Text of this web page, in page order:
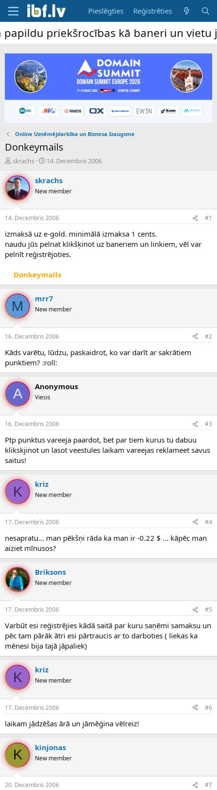
Pieslēgties Reģistrēties
kā baneri un vietu
Online Uzņēmējdarbība un Biznesa Izaugsme
Donkeymails
P
v
e
d
i
n
u
z
s
c
ē
j
s
skrachs
S
k
m
a
u
m
s
14. Decembris 2006
skrachs
New member
14. Decembris 2006 #1
izmaksā uz e-gold. minimālā izmaksa 1 cents.
naudu jūs pelnat klikšķinot uz baneriem un linkiem, vēl var
pelnīt reģistrējoties.
Donkeymails
M mrr7
New member
16. Decembris 2006 #2
Kāds varētu, lūdzu, paskaidrot, ko var darīt ar sakrātiem
punktiem? :roll:
A Anonymous
Viesis
16. Decembris 2006 #3
Ptp punktus vareeja paardot, bet par tiem kurus tu dabuu
klikskjinot un lasot veestules laikam vareejas reklameet savus
saitus!
K kriz
New member
17. Decembris 2006 #4
nesapratu... man pēkšņi rāda ka man ir -0.22 $ ... kāpēc man
aiziet mīnusos?
Briksons
New member
17. Decembris 2006 #5
Varbūt esi reģistrējies kādā saitā par kuru saņēmi samaksu un
pēc tam pārāk ātri esi pārtraucis ar to darboties ( liekas ka
mēnesi bija tajā jāpaliek)
K kriz
New member
17. Decembris 2006 #6
laikam jādzēšas ārā un jāmēģina vēlreiz!
K kinjonas
New member
20. Decembris 2006 #7